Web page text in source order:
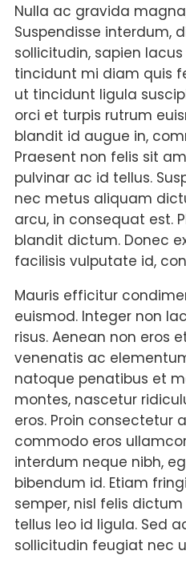
Nulla ac gravida
Suspendisse interdum,
sollicitudin, sapien
tincidunt mi diam quis
ut tincidunt ligula
orci et turpis rutrum
blandit id augue in,
Praesent non felis sit
pulvinar ac id tellus.
nec metus aliquam
arcu, in consequat est.
blandit dictum. Donec
facilisis vulputate id,
Mauris efficitur
euismod. Integer non
risus. Aenean non eros
venenatis ac
natoque penatibus et
montes, nascetur
eros. Proin consectetur
commodo eros
interdum neque nibh,
bibendum id. Etiam
semper, nisl felis
tellus leo id ligula. Sed
sollicitudin feugiat nec